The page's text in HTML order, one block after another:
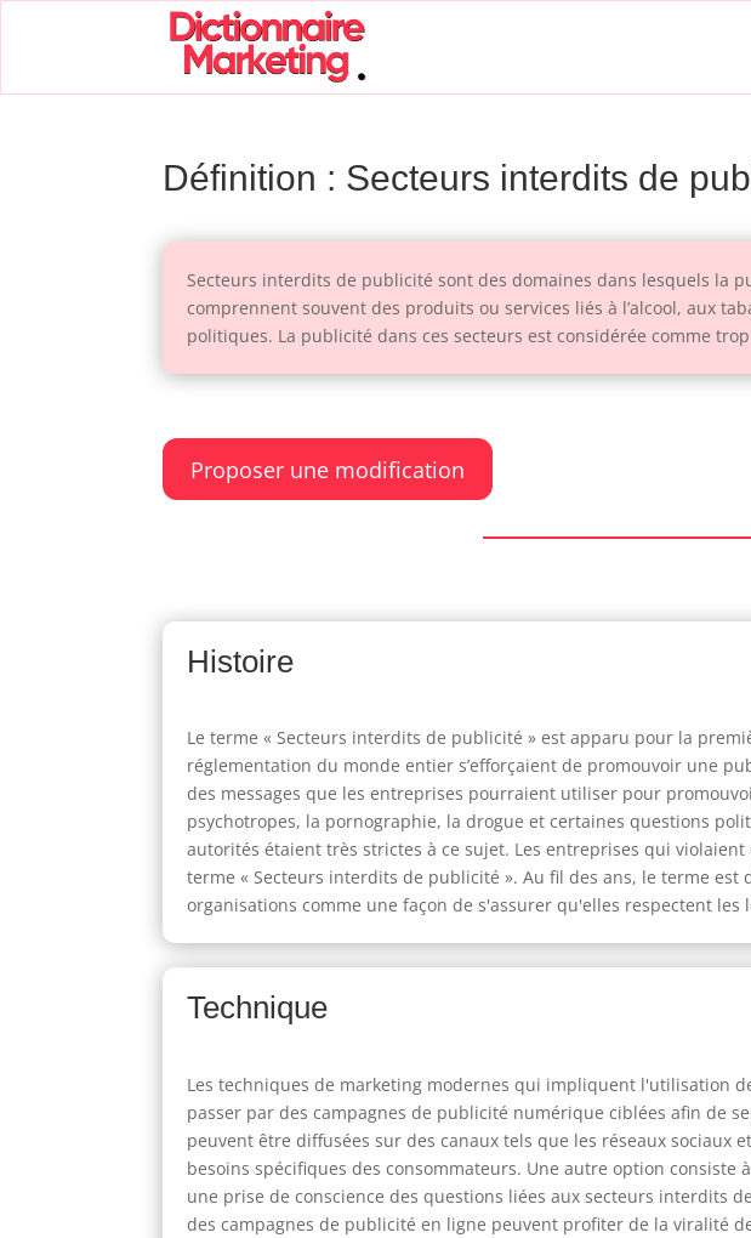
Définition : Secteurs interdits de
Secteurs interdits de publicité sont des domaines dans lesquels la
comprennent souvent des produits ou services liés à l’alcool, aux
politiques. La publicité dans ces secteurs est considérée comme
Proposer une modification
Histoire
Le terme « Secteurs interdits de publicité » est apparu pour la
réglementation du monde entier s’efforçaient de promouvoir une
des messages que les entreprises pourraient utiliser pour
psychotropes, la pornographie, la drogue et certaines questions
autorités étaient très strictes à ce sujet. Les entreprises qui
terme « Secteurs interdits de publicité ». Au fil des ans, le terme
organisations comme une façon de s'assurer qu'elles respectent les
Technique
Les techniques de marketing modernes qui impliquent l'utilisation
passer par des campagnes de publicité numérique ciblées afin de
peuvent être diffusées sur des canaux tels que les réseaux
besoins spécifiques des consommateurs. Une autre option
une prise de conscience des questions liées aux secteurs interdits
des campagnes de publicité en ligne peuvent profiter de la viralité